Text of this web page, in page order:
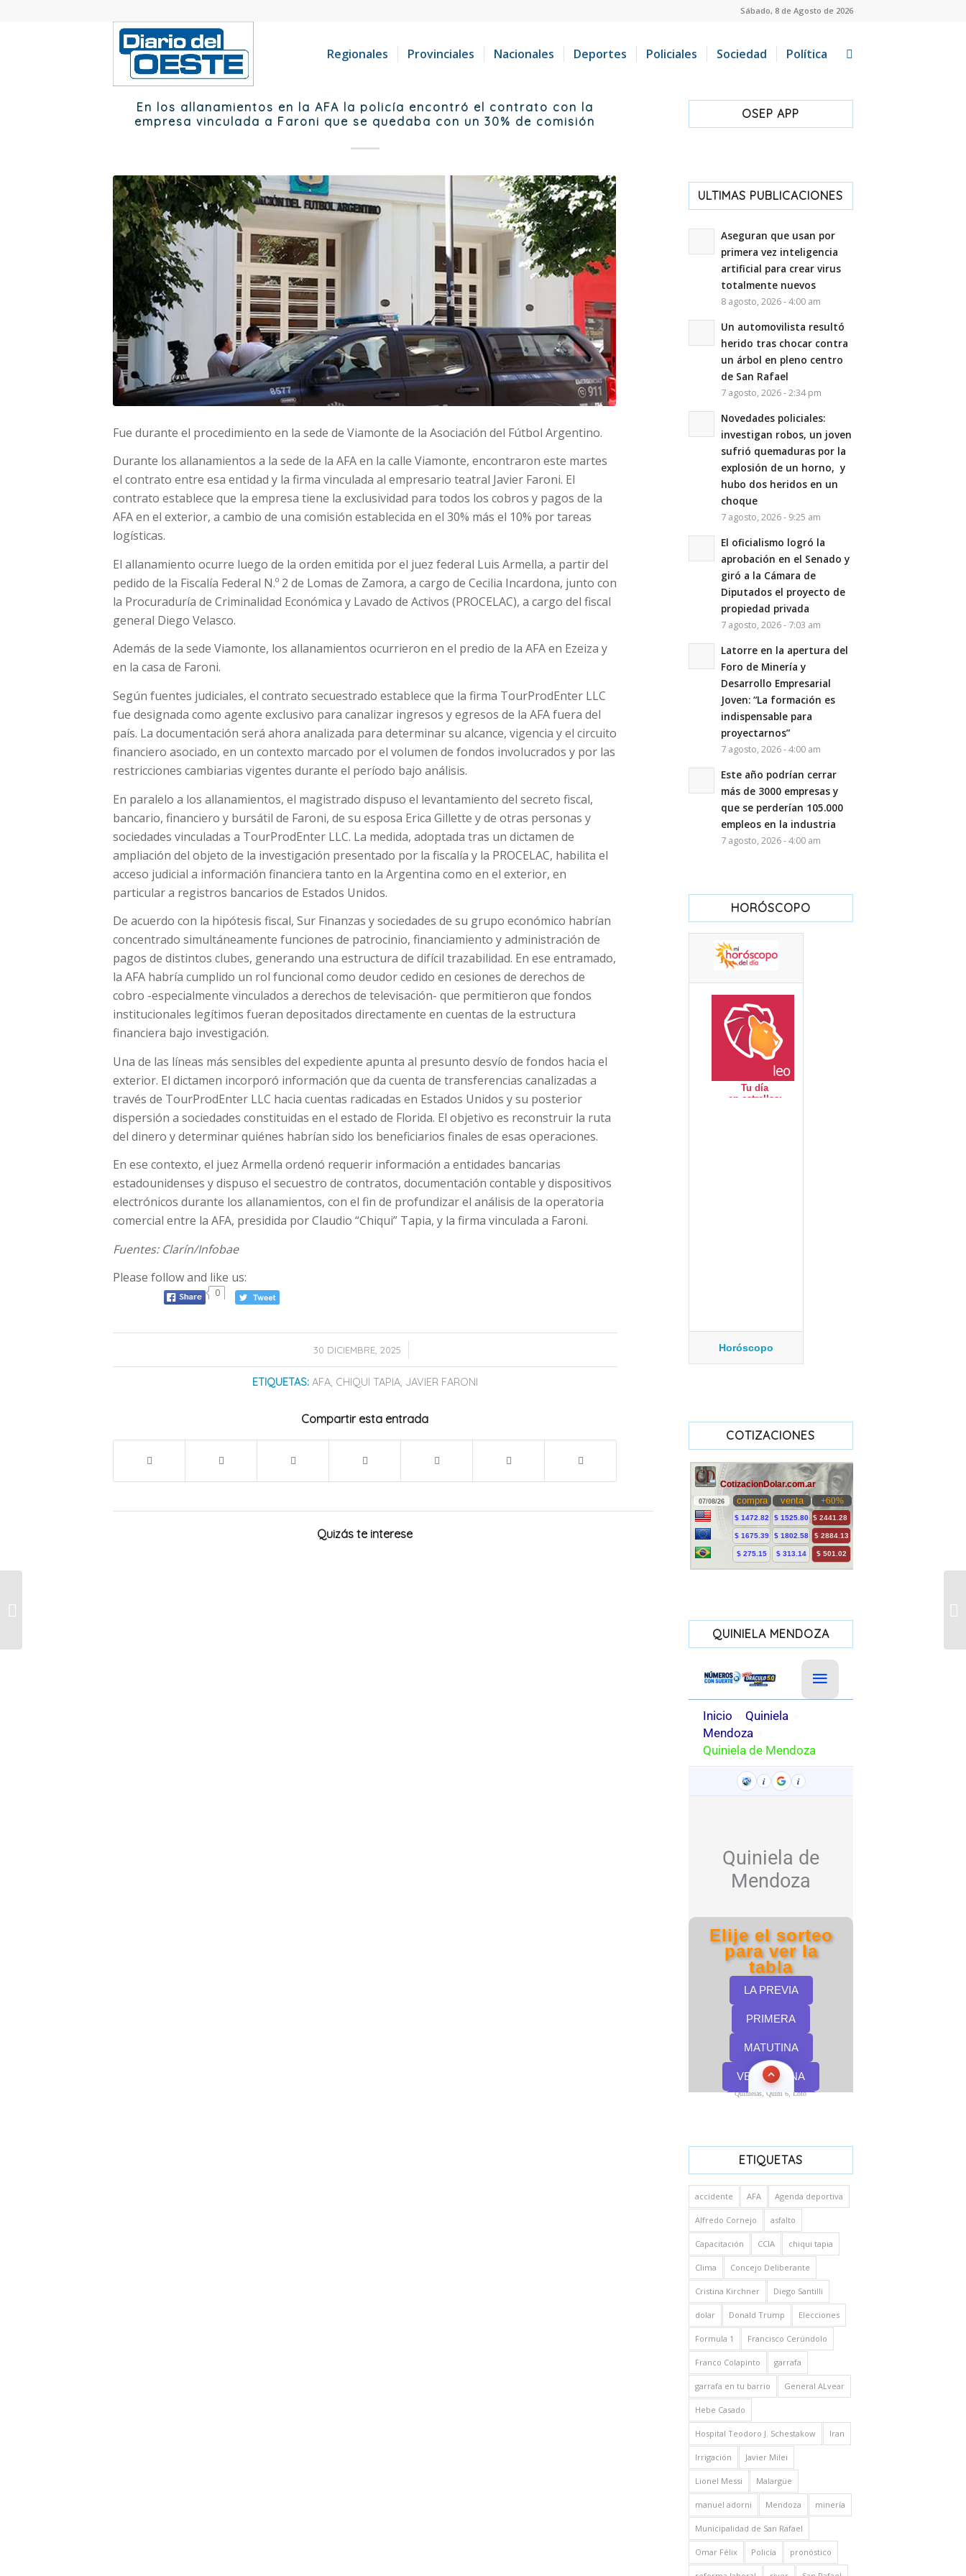
Sábado, 8 de Agosto de 2026
Regionales Provinciales Nacionales Deportes Policiales Sociedad Política
En los allanamientos en la AFA la policía encontró el contrato con la
empresa vinculada a Faroni que se quedaba con un 30% de comisión
Fue durante el procedimiento en la sede de Viamonte de la Asociación del Fútbol Argentino.
Durante los allanamientos a la sede de la AFA en la calle Viamonte, encontraron este martes
el contrato entre esa entidad y la firma vinculada al empresario teatral Javier Faroni. El
contrato establece que la empresa tiene la exclusividad para todos los cobros y pagos de la
AFA en el exterior, a cambio de una comisión establecida en el 30% más el 10% por tareas
logísticas.
El allanamiento ocurre luego de la orden emitida por el juez federal Luis Armella, a partir del
pedido de la Fiscalía Federal N.º 2 de Lomas de Zamora, a cargo de Cecilia Incardona, junto con
la Procuraduría de Criminalidad Económica y Lavado de Activos (PROCELAC), a cargo del fiscal
general Diego Velasco.
Además de la sede Viamonte, los allanamientos ocurrieron en el predio de la AFA en Ezeiza y
en la casa de Faroni.
Según fuentes judiciales, el contrato secuestrado establece que la firma TourProdEnter LLC
fue designada como agente exclusivo para canalizar ingresos y egresos de la AFA fuera del
país. La documentación será ahora analizada para determinar su alcance, vigencia y el circuito
financiero asociado, en un contexto marcado por el volumen de fondos involucrados y por las
restricciones cambiarias vigentes durante el período bajo análisis.
En paralelo a los allanamientos, el magistrado dispuso el levantamiento del secreto fiscal,
bancario, financiero y bursátil de Faroni, de su esposa Erica Gillette y de otras personas y
sociedades vinculadas a TourProdEnter LLC. La medida, adoptada tras un dictamen de
ampliación del objeto de la investigación presentado por la fiscalía y la PROCELAC, habilita el
acceso judicial a información financiera tanto en la Argentina como en el exterior, en
particular a registros bancarios de Estados Unidos.
De acuerdo con la hipótesis fiscal, Sur Finanzas y sociedades de su grupo económico habrían
concentrado simultáneamente funciones de patrocinio, financiamiento y administración de
pagos de distintos clubes, generando una estructura de difícil trazabilidad. En ese entramado,
la AFA habría cumplido un rol funcional como deudor cedido en cesiones de derechos de
cobro -especialmente vinculados a derechos de televisación- que permitieron que fondos
institucionales legítimos fueran depositados directamente en cuentas de la estructura
financiera bajo investigación.
Una de las líneas más sensibles del expediente apunta al presunto desvío de fondos hacia el
exterior. El dictamen incorporó información que da cuenta de transferencias canalizadas a
través de TourProdEnter LLC hacia cuentas radicadas en Estados Unidos y su posterior
dispersión a sociedades constituidas en el estado de Florida. El objetivo es reconstruir la ruta
del dinero y determinar quiénes habrían sido los beneficiarios finales de esas operaciones.
En ese contexto, el juez Armella ordenó requerir información a entidades bancarias
estadounidenses y dispuso el secuestro de contratos, documentación contable y dispositivos
electrónicos durante los allanamientos, con el fin de profundizar el análisis de la operatoria
comercial entre la AFA, presidida por Claudio “Chiqui” Tapia, y la firma vinculada a Faroni.
Fuentes: Clarín/Infobae
Please follow and like us:
0
30 DICIEMBRE, 2025
/
ETIQUETAS: AFA, CHIQUI TAPIA, JAVIER FARONI
Compartir esta entrada
Quizás te interese
OSEP APP
ULTIMAS PUBLICACIONES
Aseguran que usan por
primera vez inteligencia
artificial para crear virus
totalmente nuevos
8 agosto, 2026 - 4:00 am
Un automovilista resultó
herido tras chocar contra
un árbol en pleno centro
de San Rafael
7 agosto, 2026 - 2:34 pm
Novedades policiales:
investigan robos, un joven
sufrió quemaduras por la
explosión de un horno, y
hubo dos heridos en un
choque
7 agosto, 2026 - 9:25 am
El oficialismo logró la
aprobación en el Senado y
giró a la Cámara de
Diputados el proyecto de
propiedad privada
7 agosto, 2026 - 7:03 am
Latorre en la apertura del
Foro de Minería y
Desarrollo Empresarial
Joven: “La formación es
indispensable para
proyectarnos”
7 agosto, 2026 - 4:00 am
Este año podrían cerrar
más de 3000 empresas y
que se perderían 105.000
empleos en la industria
7 agosto, 2026 - 4:00 am
HORÓSCOPO
Horóscopo
COTIZACIONES
QUINIELA MENDOZA
Quinielas, Quini 6, Loto
ETIQUETAS
accidente AFA Agenda deportiva
Alfredo Cornejo asfalto
Capacitación CCIA chiqui tapia
Clima Concejo Deliberante
Cristina Kirchner Diego Santilli
dolar Donald Trump Elecciones
Formula 1 Francisco Cerúndolo
Franco Colapinto garrafa
garrafa en tu barrio General ALvear
Hebe Casado
Hospital Teodoro J. Schestakow Iran
Irrigación Javier Milei
Lionel Messi Malargüe
manuel adorni Mendoza minería
Municipalidad de San Rafael
Omar Félix Policía pronóstico